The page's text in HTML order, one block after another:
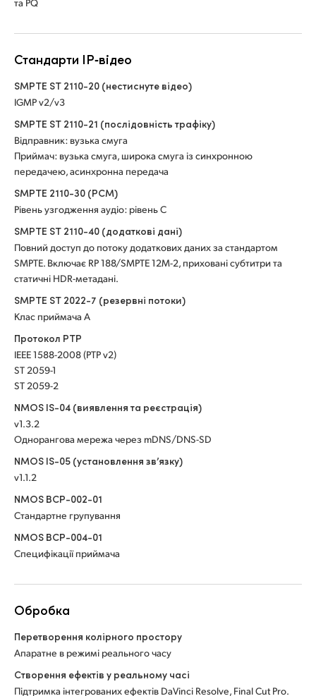
Стандарти IP‑відео
SMPTE ST 2110-20 (нестиснуте відео)
IGMP v2/v3
SMPTE ST 2110-21 (послідовність трафіку)
Відправник: вузька смуга
Приймач: вузька смуга, широка смуга із синхронною
передачею, асинхронна передача
SMPTE 2110-30 (PCM)
Рівень узгодження аудіо: рівень C
SMPTE ST 2110-40 (додаткові дані)
Повний доступ до потоку додаткових даних за стандартом
SMPTE. Включає RP 188/SMPTE 12M-2, приховані субтитри та
статичні HDR-метадані.
SMPTE ST 2022-7 (резервні потоки)
Клас приймача A
Протокол PTP
IEEE 1588-2008 (PTP v2)
ST 2059-1
ST 2059-2
NMOS IS-04 (виявлення та реєстрація)
v1.3.2
Однорангова мережа через mDNS/DNS-SD
NMOS IS-05 (установлення зв’язку)
v1.1.2
NMOS BCP-002-01
Стандартне групування
NMOS BCP-004-01
Специфікації приймача
Обробка
Перетворення колірного простору
Апаратне в режимі реального часу
Створення ефектів у реальному часі
Підтримка інтегрованих ефектів DaVinci Resolve, Final Cut Pro.